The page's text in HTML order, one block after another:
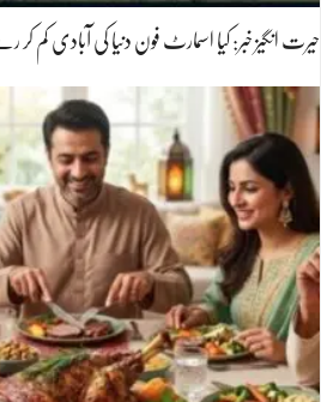
حیرت انگیز خبر: کیا اسمارٹ فون دنیا کی آبادی کم